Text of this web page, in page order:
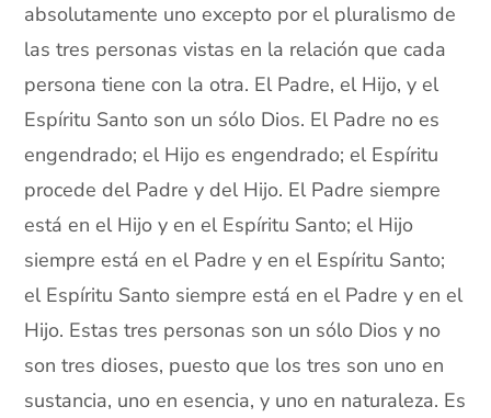
absolutamente uno excepto por el pluralismo de
las tres personas vistas en la relación que cada
persona tiene con la otra. El Padre, el Hijo, y el
Espíritu Santo son un sólo Dios. El Padre no es
engendrado; el Hijo es engendrado; el Espíritu
procede del Padre y del Hijo. El Padre siempre
está en el Hijo y en el Espíritu Santo; el Hijo
siempre está en el Padre y en el Espíritu Santo;
el Espíritu Santo siempre está en el Padre y en el
Hijo. Estas tres personas son un sólo Dios y no
son tres dioses, puesto que los tres son uno en
sustancia, uno en esencia, y uno en naturaleza. Es